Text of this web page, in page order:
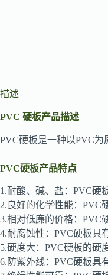
描述
PVC 硬板产品描述
PVC硬板是一种以PVC
PVC硬板产品特点
1.耐酸、碱、盐‌：PVC硬
2.良好的化学性能‌：PVC
3.相对低廉的价格‌：PVC
4.耐腐蚀性‌：PVC硬板具
5.硬度大‌：PVC硬板的硬
6.防紫外线‌：PVC硬板具